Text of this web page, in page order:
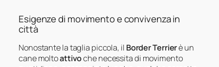
Esigenze di movimento e convivenza in
città
Nonostante la taglia piccola, il Border Terrierè un
cane moltoattivoche necessita di movimento